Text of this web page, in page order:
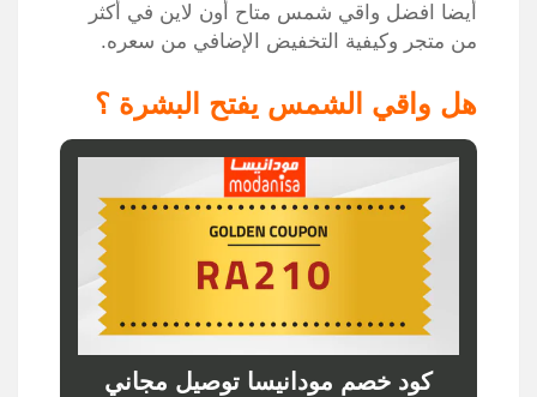
أيضا افضل واقي شمس متاح أون لاين في أكثر
من متجر وكيفية التخفيض الإضافي من سعره.
هل واقي الشمس يفتح البشرة ؟
كود خصم مودانيسا توصيل مجاني